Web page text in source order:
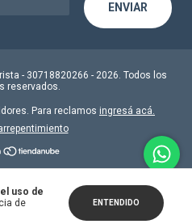
uso de
de
ENTENDIDO
- 30718820266 - 2026. Todos los
reservados.
Para reclamos ingresá acá.